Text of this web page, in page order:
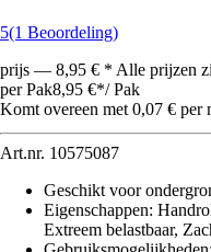
5(1 Beoordeling)
prijs — 8,95 € * Alle prijzen
per Pak8,95 €*/ Pak
Komt overeen met 0,07 € per
Art.nr. 10575087
Geschikt voor
Eigenschappen:
Extreem belastbaar,